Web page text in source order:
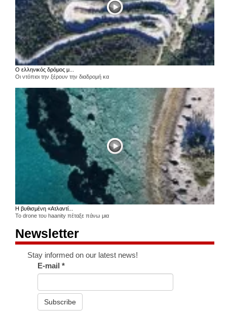
Ο ελληνικός δρόμος μ...
Οι ντόπιοι την ξέρουν την διαδρομή κα
Η βυθισμένη «Ατλαντί...
Το drone του haanity πέταξε πάνω μια
Newsletter
Stay informed on our latest news!
E-mail*
Subscribe